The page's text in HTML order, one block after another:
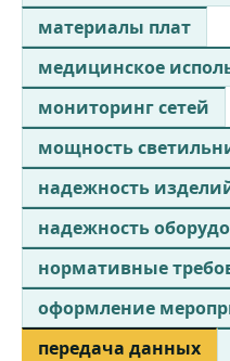
материалы плат
медицинское
мониторинг сетей
мощность
надежность
надежность
нормативные
оформление
передача данных